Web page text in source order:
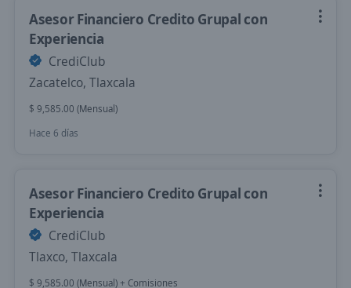
Asesor Financiero Credito Grupal con
Experiencia
CrediClub
Zacatelco, Tlaxcala
$ 9,585.00 (Mensual)
Hace 6 días
Asesor Financiero Credito Grupal con
Experiencia
CrediClub
Tlaxco, Tlaxcala
$ 9,585.00 (Mensual) + Comisiones